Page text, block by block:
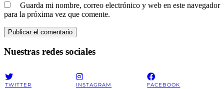
Guarda mi nombre, correo electrónico y web en este navegador
para la próxima vez que comente.
Nuestras redes sociales
TWITTER INSTAGRAM FACEBOOK